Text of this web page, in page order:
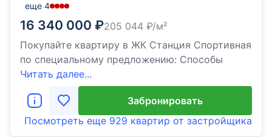
еще 4
16 340 000 ₽205 044 ₽/м²
Покупайте квартиру в ЖК Станция Спортивная
по специальному предложению: Способы
Читать далее...
Забронировать
Посмотреть еще 929 квартир от застройщика